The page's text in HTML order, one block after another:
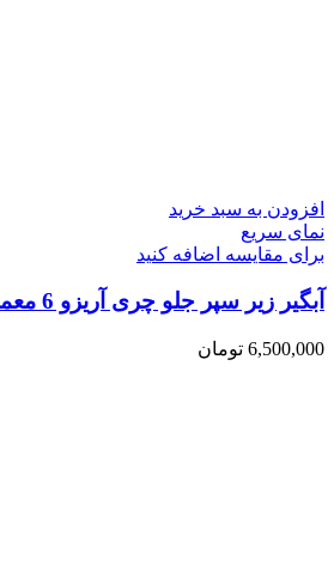
افزودن به سبد خرید
نمای سریع
برای مقایسه اضافه کنید
آبگیر زیر سپر جلو چری آریزو 6 معمولی ARRIZO 6
6,500,000 تومان